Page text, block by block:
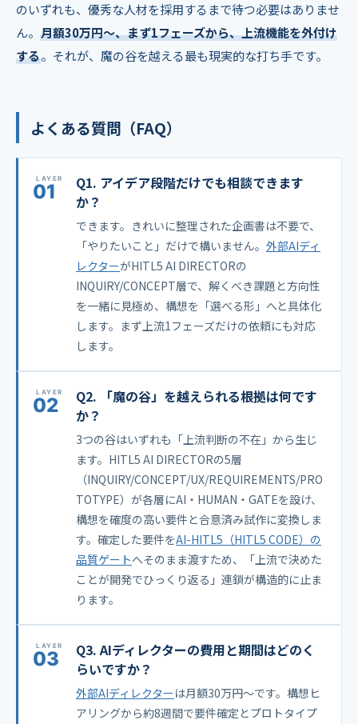
のいずれも、優秀な人材を採用するまで待つ必要はありませ
ん。 月額30万円〜、まず1フェーズから、上流機能を外付け
する。それが、魔の谷を越える最も現実的な打ち手です。
よくある質問（FAQ）
Q1. アイデア段階だけでも相談できます
か？
できます。きれいに整理された企画書は不要で、
「やりたいこと」だけで構いません。 外部AIディ
レクターがHITL5 AI DIRECTORの
INQUIRY/CONCEPT層で、解くべき課題と方向性
を一緒に見極め、構想を「選べる形」へと具体化
します。まず上流1フェーズだけの依頼にも対応
します。
Q2. 「魔の谷」を越えられる根拠は何です
か？
3つの谷はいずれも「上流判断の不在」から生じ
ます。HITL5 AI DIRECTORの5層
（INQUIRY/CONCEPT/UX/REQUIREMENTS/PRO
TOTYPE）が各層にAI・HUMAN・GATEを設け、
構想を確度の高い要件と合意済み試作に変換しま
す。確定した要件をAI-HITL5（HITL5 CODE）の
品質ゲートへそのまま渡すため、「上流で決めた
ことが開発でひっくり返る」連鎖が構造的に止ま
ります。
Q3. AIディレクターの費用と期間はどのく
らいですか？
外部AIディレクターは月額30万円〜です。構想ヒ
アリングから約8週間で要件確定とプロトタイプ